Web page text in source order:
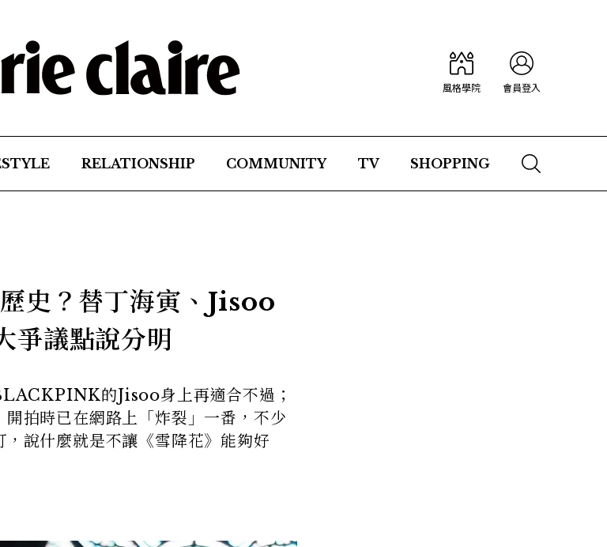
風格學院 會員登入
RELATIONSHIP COMMUNITY TV SHOPPING
史？替丁海寅、Jisoo
爭議點說分明
的Jisoo身上再適合不過；
拍時已在網路上「炸裂」一番，不少
說什麼就是不讓《雪降花》能夠好